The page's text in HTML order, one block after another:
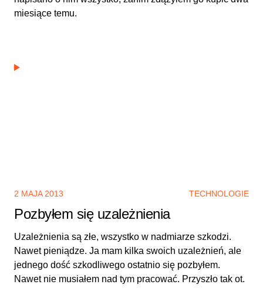
miesiące temu.
2 MAJA 2013 TECHNOLOGIE
Pozbyłem się uzależnienia
Uzależnienia są złe, wszystko w nadmiarze szkodzi.
Nawet pieniądze. Ja mam kilka swoich uzależnień, ale
jednego dość szkodliwego ostatnio się pozbyłem.
Nawet nie musiałem nad tym pracować. Przyszło tak ot.